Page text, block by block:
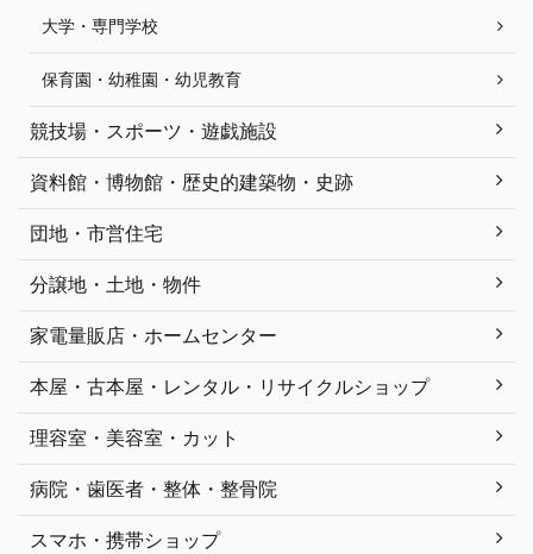
大学・専門学校
保育園・幼稚園・幼児教育
競技場・スポーツ・遊戯施設
資料館・博物館・歴史的建築物・史跡
団地・市営住宅
分譲地・土地・物件
家電量販店・ホームセンター
本屋・古本屋・レンタル・リサイクルショップ
理容室・美容室・カット
病院・歯医者・整体・整骨院
スマホ・携帯ショップ